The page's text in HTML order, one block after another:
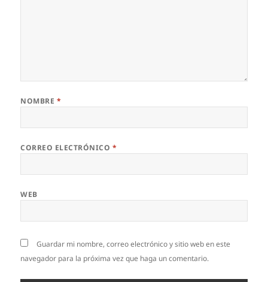
NOMBRE *
CORREO ELECTRÓNICO *
WEB
Guardar mi nombre, correo electrónico y sitio web en este
navegador para la próxima vez que haga un comentario.